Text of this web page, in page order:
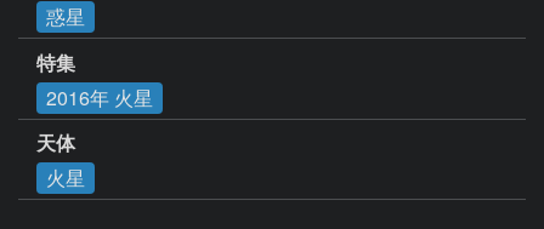
惑星
特集
2016年 火星
天体
火星